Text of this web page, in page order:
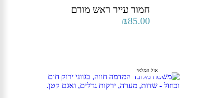
חמור עייר ראש מורם
₪85.00
אזל המלאי